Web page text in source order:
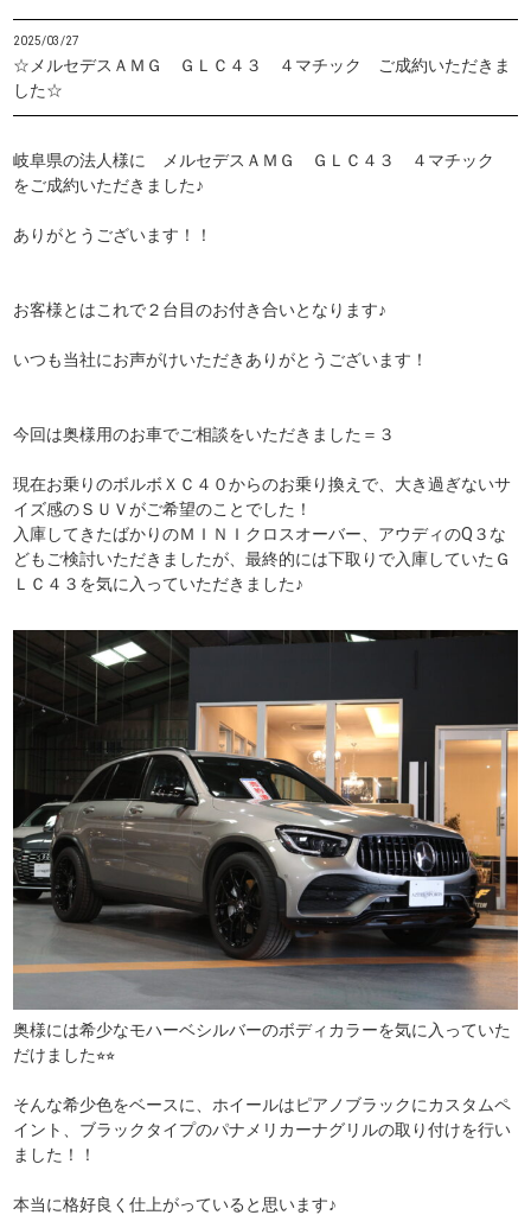
2025/03/27
☆メルセデスＡＭＧ ＧＬＣ４３ ４マチック ご成約いただきま
した☆
岐阜県の法人様に メルセデスＡＭＧ ＧＬＣ４３ ４マチック
をご成約いただきました♪
ありがとうございます！！
お客様とはこれで２台目のお付き合いとなります♪
いつも当社にお声がけいただきありがとうございます！
今回は奥様用のお車でご相談をいただきました＝３
現在お乗りのボルボＸＣ４０からのお乗り換えで、大き過ぎないサ
イズ感のＳＵＶがご希望のことでした！
入庫してきたばかりのＭＩＮＩクロスオーバー、アウディのQ３な
どもご検討いただきましたが、最終的には下取りで入庫していたＧ
ＬＣ４３を気に入っていただきました♪
奥様には希少なモハーベシルバーのボディカラーを気に入っていた
だけました⭐︎⭐︎
そんな希少色をベースに、ホイールはピアノブラックにカスタムペ
イント、ブラックタイプのパナメリカーナグリルの取り付けを行い
ました！！
本当に格好良く仕上がっていると思います♪